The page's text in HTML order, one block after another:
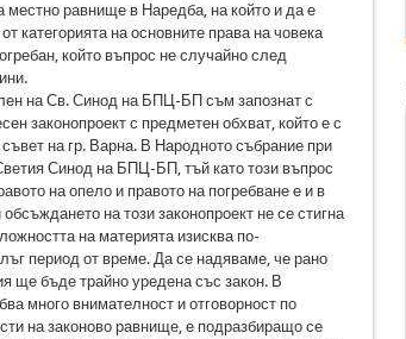
местно равнище в Наредба, на който и да е
категорията на основните права на човека
който въпрос не случайно след
на Св. Синод на БПЦ-БП съм запознат с
законопроект с предметен обхват, който е с
на гр. Варна. В Народното събрание при
Синод на БПЦ-БП, тъй като този въпрос
на опело и правото на погребване е и в
на този законопроект не се стигна
на материята изисква по-
период от време. Да се надяваме, че рано
ще бъде трайно уредена със закон. В
много внимателност и отговорност по
на законово равнище, е подразбиращо се